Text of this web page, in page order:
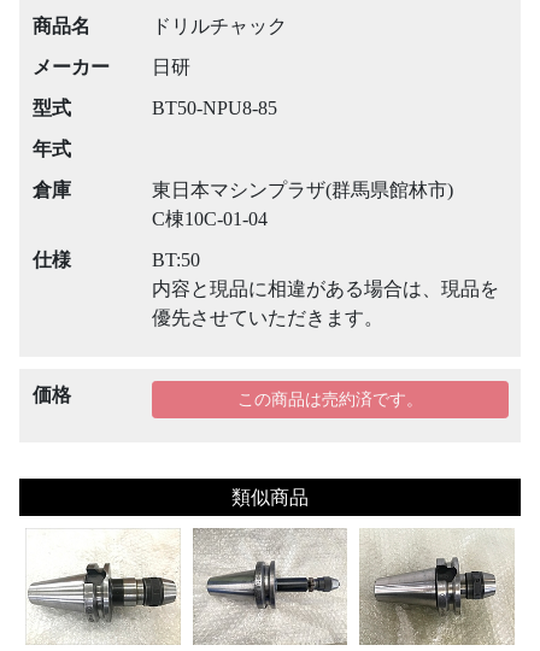
商品名
ドリルチャック
メーカー
日研
型式
BT50-NPU8-85
年式
倉庫
東日本マシンプラザ(群馬県館林市)
C棟10C-01-04
仕様
BT:50
内容と現品に相違がある場合は、現品を
優先させていただきます。
価格 この商品は売約済です。
類似商品